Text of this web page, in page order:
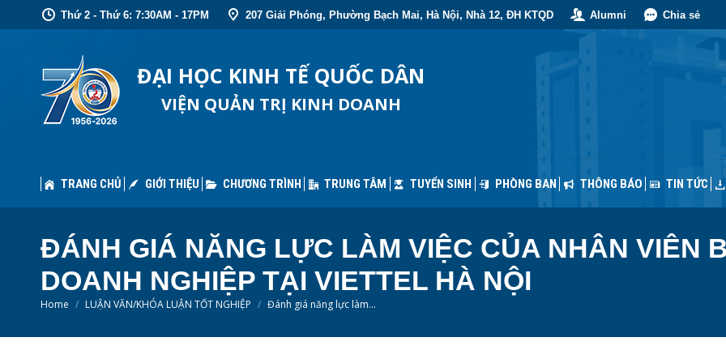
Thứ 2 - Thứ 6: 7:30AM - 17PM 207 Giải Phóng, Phường Bạch Mai, Hà Nội, Nhà 12, ĐH KTQD Alumni Chia sẻ
ĐẠI HỌC KINH TẾ QUỐC DÂN
VIỆN QUẢN TRỊ KINH DOANH
TRANG CHỦ GIỚI THIỆU CHƯƠNG TRÌNH TRUNG TÂM TUYỂN SINH PHÒNG BAN THÔNG BÁO TIN TỨC
ĐÁNH GIÁ NĂNG LỰC LÀM VIỆC CỦA NHÂN VIÊN
DOANH NGHIỆP TẠI VIETTEL HÀ NỘI
You are here:
Home LUẬN VĂN/KHÓA LUẬN TỐT NGHIỆP Đánh giá năng lực làm…
CHƯƠNG TRÌNH TRUNG TÂM TUYỂN SINH PHÒNG BAN THÔNG BÁO